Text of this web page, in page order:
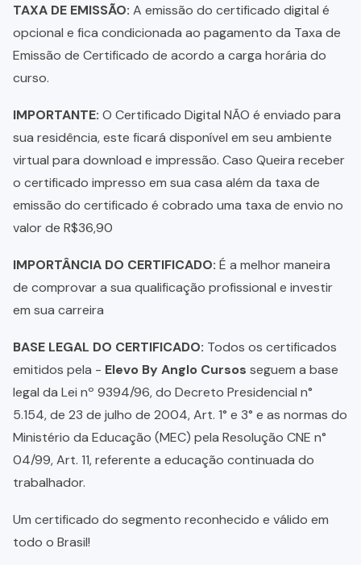
TAXA DE EMISSÃO: A emissão do certificado digital é
opcional e fica condicionada ao pagamento da Taxa de
Emissão de Certificado de acordo a carga horária do
curso.
IMPORTANTE: O Certificado Digital NÃO é enviado para
sua residência, este ficará disponível em seu ambiente
virtual para download e impressão. Caso Queira receber
o certificado impresso em sua casa além da taxa de
emissão do certificado é cobrado uma taxa de envio no
valor de R$36,90
IMPORTÂNCIA DO CERTIFICADO: É a melhor maneira
de comprovar a sua qualificação profissional e investir
em sua carreira
BASE LEGAL DO CERTIFICADO: Todos os certificados
emitidos pela - Elevo By Anglo Cursos seguem a base
legal da Lei nº 9394/96, do Decreto Presidencial n°
5.154, de 23 de julho de 2004, Art. 1° e 3° e as normas do
Ministério da Educação (MEC) pela Resolução CNE n°
04/99, Art. 11, referente a educação continuada do
trabalhador.
Um certificado do segmento reconhecido e válido em
todo o Brasil!